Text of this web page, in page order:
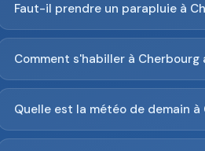
Faut-il prendre un parapluie à
Comment s'habiller à Cherbourg
Quelle est la météo de demain à